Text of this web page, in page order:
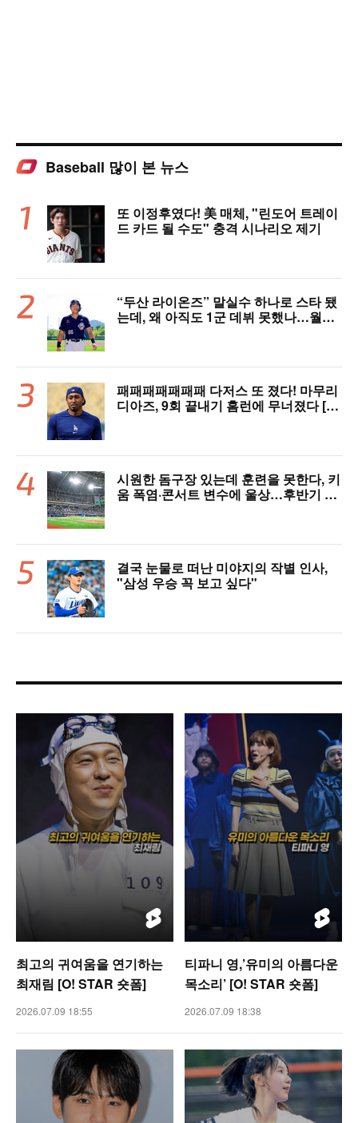
Baseball 많이 본 뉴스
또 이정후였다! 美 매체, "린도어 트레이
드 카드 될 수도" 충격 시나리오 제기
“두산 라이온즈” 말실수 하나로 스타 됐
는데, 왜 아직도 1군 데뷔 못했나…월간
패패패패패패패 다저스 또 졌다! 마무리
디아즈, 9회 끝내기 홈런에 무너졌다 [L
시원한 돔구장 있는데 훈련을 못한다, 키
움 폭염·콘서트 변수에 울상…후반기 상
결국 눈물로 떠난 미야지의 작별 인사,
"삼성 우승 꼭 보고 싶다"
최고의 귀여움을 연기하는
최재림 [O! STAR 숏폼]
2026.07.09 18:55
티파니 영,’유미의 아름다운
목소리’ [O! STAR 숏폼]
2026.07.09 18:38